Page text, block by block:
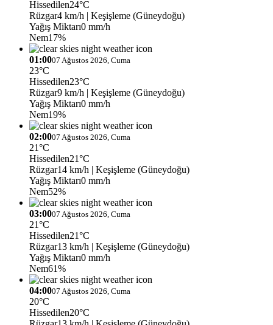
Hissedilen24°C
Rüzgar4 km/h | Keşişleme (Güneydoğu)
Yağış Miktarı0 mm/h
Nem17%
01:0007 Ağustos 2026, Cuma
23°C
Hissedilen23°C
Rüzgar9 km/h | Keşişleme (Güneydoğu)
Yağış Miktarı0 mm/h
Nem19%
02:0007 Ağustos 2026, Cuma
21°C
Hissedilen21°C
Rüzgar14 km/h | Keşişleme (Güneydoğu)
Yağış Miktarı0 mm/h
Nem52%
03:0007 Ağustos 2026, Cuma
21°C
Hissedilen21°C
Rüzgar13 km/h | Keşişleme (Güneydoğu)
Yağış Miktarı0 mm/h
Nem61%
04:0007 Ağustos 2026, Cuma
20°C
Hissedilen20°C